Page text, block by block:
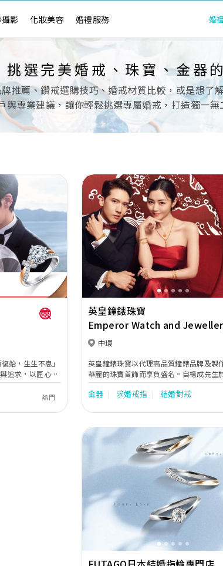
影 化妝美容 婚禮服務 婚
挑選完美婚戒、珠寶、金器
推薦、鑽戒選購技巧、婚戒材質比較，或是想了
專業建議，讓你輕鬆挑選專屬婚戒，打造獨一無
Next
始，生生不息」
追求，以匠心獨
美、時尚及創意
合顧客的珠寶配
不同的情感故
熱門
Previous
英皇鐘錶珠寶
Emperor Watch and
中環
英皇鐘錶珠寶以代理高品質鐘錶品牌及製
華麗的珠寶首飾而享負盛名。自楊成先生
年創立成安記錶行，英皇鐘錶珠寶一直秉
的精神。直至今日，此精神依然延續，令
金器 求婚戒指 結婚對戒
Previous